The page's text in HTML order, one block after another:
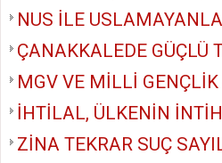
NUS İLE
ÇANAKKALEDE GÜÇLÜ
MGV VE MİLLİ GENÇLİK
İHTİLAL, ÜLKENİN
ZİNA TEKRAR SUÇ